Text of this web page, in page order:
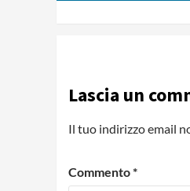
Lascia un
Il tuo indirizzo email
Commento*